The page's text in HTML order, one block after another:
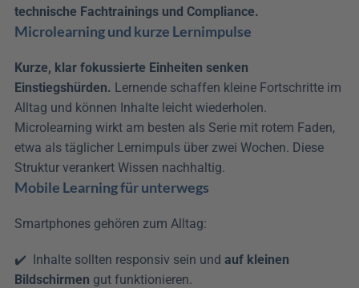
technische Fachtrainings und Compliance.
Microlearning und kurze Lernimpulse
Kurze, klar fokussierte Einheiten senken
Einstiegshürden. Lernende schaffen kleine Fortschritte im
Alltag und können Inhalte leicht wiederholen.
Microlearning wirkt am besten als Serie mit rotem Faden,
etwa als täglicher Lernimpuls über zwei Wochen. Diese
Struktur verankert Wissen nachhaltig.
Mobile Learning für unterwegs
Smartphones gehören zum Alltag:
✔️  Inhalte sollten responsiv sein und auf kleinen
Bildschirmen gut funktionieren.